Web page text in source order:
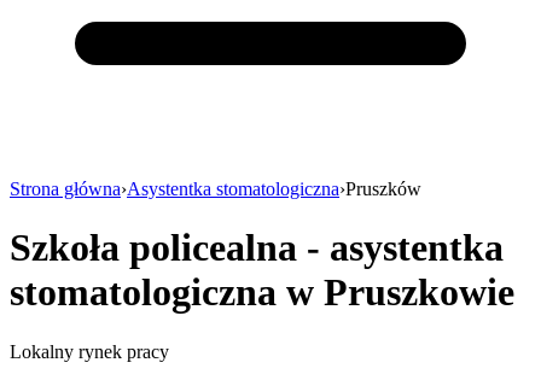
Strona główna›Asystentka stomatologiczna›Pruszków
Szkoła policealna - asystentka
stomatologiczna w Pruszkowie
Lokalny rynek pracy